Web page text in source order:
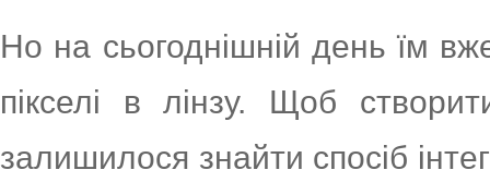
Но на сьогоднішній день їм
пікселі в лінзу. Щоб
залишилося знайти спосіб